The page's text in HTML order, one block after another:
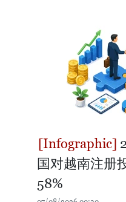
国对越南注册
58%